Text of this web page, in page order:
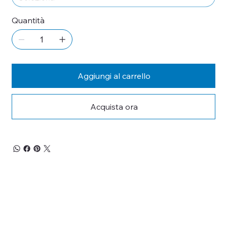
Quantità
Aggiungi al carrello
Acquista ora